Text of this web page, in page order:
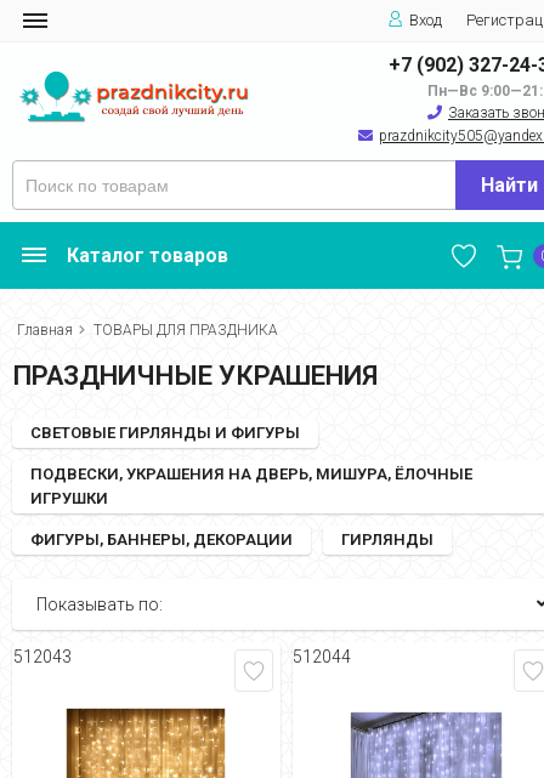
Вход
+7 (902) 327-24-
Пн—Вс
Заказать
Найти
Каталог товаров
Главная ТОВАРЫ ДЛЯ ПРАЗДНИКА
ПРАЗДНИЧНЫЕ УКРАШЕНИЯ
СВЕТОВЫЕ ГИРЛЯНДЫ И ФИГУРЫ
ПОДВЕСКИ, УКРАШЕНИЯ НА ДВЕРЬ, МИШУРА, ЁЛОЧНЫЕ
ИГРУШКИ
ФИГУРЫ, БАННЕРЫ, ДЕКОРАЦИИ ГИРЛЯНДЫ
Показывать по:
512043 512044